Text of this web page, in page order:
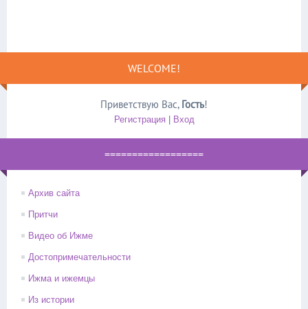
WELCOME!
Приветствую Вас, Гость!
Регистрация| Вход
==================
Архив сайта
Притчи
Видео об Ижме
Достопримечательности
Ижма и ижемцы
Из истории